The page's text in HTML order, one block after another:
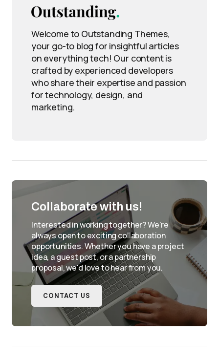
Welcome to Outstanding Themes,
your go-to blog for insightful articles
on everything tech! Our content is
crafted by experienced developers
who share their expertise and passion
for technology, design, and
marketing.
Collaborate with us!
Interested in working together? We're
always open to exciting collaboration
opportunities. Whether you have a project
idea, a guest post, or a partnership
proposal, we'd love to hear from you.
CONTACT US